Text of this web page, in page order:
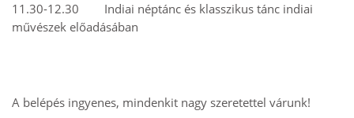
11.30-12.30 Indiai néptánc és klasszikus tánc indiai
művészek előadásában
A belépés ingyenes, mindenkit nagy szeretettel várunk!